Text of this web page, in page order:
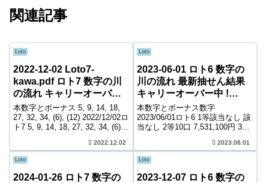
関連記事
Loto
2022-12-02 Loto7-
kawa.pdf ロト7 数字の川
の流れ キャリーオーバー
中! 1,258,068,270円
本数字とボーナス 5, 9, 14, 18,
27, 32, 34, (6), (12) 2022/12/02ロ
ト7 5, 9, 14, 18, 27, 32, 34, (6),
2022.12.02
Loto
2023-06-01 ロト6 数字の
川の流れ 最新抽せん結果
キャリーオーバー中 !
270,107,659円
本数字とボーナス数字
2023/06/01ロト6 1等該当なし 該
当なし 2等10口 7,531,100円 3等
9,500円 5等146,710口 1,000円
キャリーオーバー 270,107...
2023.06.01
Loto
2024-01-26 ロト7 数字の
Loto
2023-12-07 ロト6 数字の